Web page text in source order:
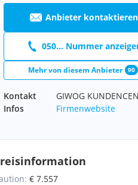
Anbieter kontaktieren
050... Nummer
Mehr von diesem Anbieter 90
Kontakt
GIWOG
Infos
Firmenwebsite
€ 7.557